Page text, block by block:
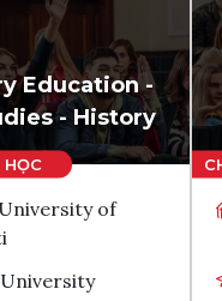
Education -
- History
University of
University